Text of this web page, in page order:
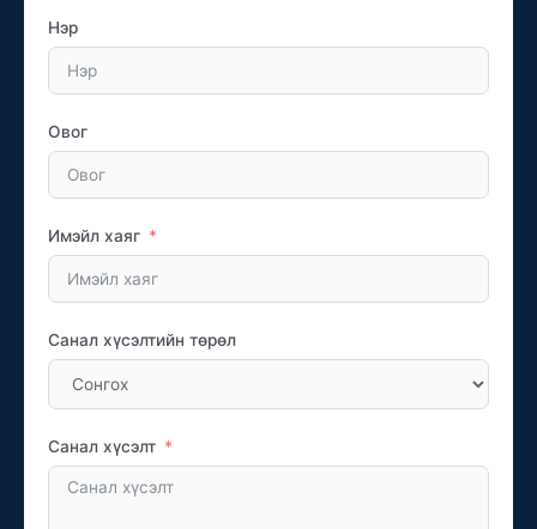
Нэр
Овог
Имэйл хаяг
Санал хүсэлтийн төрөл
Санал хүсэлт